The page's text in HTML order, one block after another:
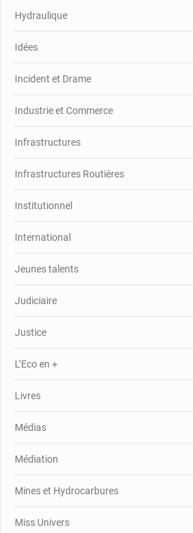
Hydraulique
Idées
Incident et Drame
Industrie et Commerce
Infrastructures
Infrastructures Routières
Institutionnel
International
Jeunes talents
Judiciaire
Justice
L’Eco en +
Livres
Médias
Médiation
Mines et Hydrocarbures
Miss Univers